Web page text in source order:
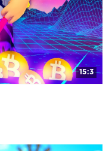
15:3